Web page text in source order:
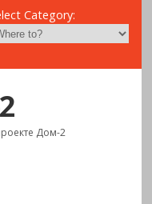
Category:
Дом-2